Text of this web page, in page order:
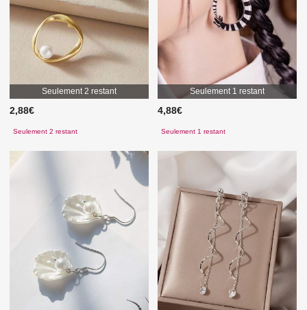
Seulement 2 restant
2,88€
Seulement 2 restant
Seulement 1 restant
4,88€
Seulement 1 restant